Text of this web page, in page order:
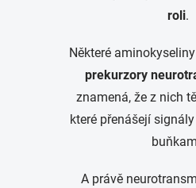
roli.
Některé
prekurzory
znamená, že z nich
které přenášejí
A právě